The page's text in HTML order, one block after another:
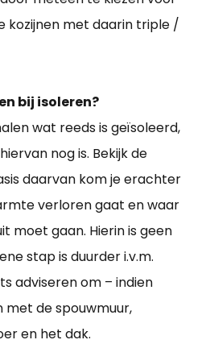
kozijnen met daarin triple /
bij isoleren?
wat reeds is geïsoleerd,
nog is. Bekijk de
daarvan kom je erachter
verloren gaat en waar
moet gaan. Hierin is geen
stap is duurder i.v.m.
adviseren om – indien
met de spouwmuur,
en het dak.